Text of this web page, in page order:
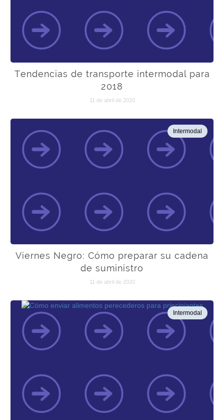
Tendencias de transporte intermodal para
2018
11 de abril de 2020
Intermodal
Viernes Negro: Cómo preparar su cadena
de suministro
11 de abril de 2020
Intermodal